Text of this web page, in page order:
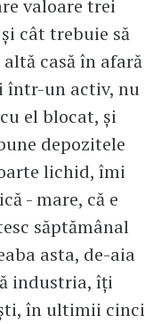
valoare trei
cât trebuie să
casă în afară
într-un activ, nu
el blocat, și
depozitele
lichid, îmi
- mare, că e
săptămânal
asta, de-aia
industria, îți
în ultimii cinci